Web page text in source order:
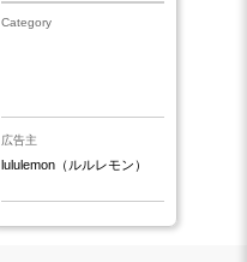
Category
広告主
lululemon（ルルレモン）